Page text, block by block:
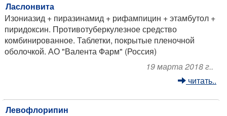
Ласлонвита
Изониазид + пиразинамид + рифампицин + этамбутол +
пиридоксин. Противотуберкулезное средство
комбинированное. Таблетки, покрытые пленочной
оболочкой. АО "Валента Фарм" (Россия)
19 марта 2018 г..
читать..
Левофлорипин